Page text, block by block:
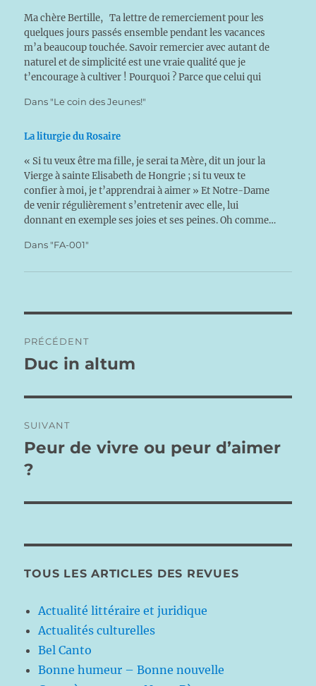
Ma chère Bertille, Ta lettre de remerciement pour les
quelques jours passés ensemble pendant les vacances
m’a beaucoup touchée. Savoir remercier avec autant de
naturel et de simplicité est une vraie qualité que je
t’encourage à cultiver ! Pourquoi ? Parce que celui qui
Dans "Le coin des Jeunes!"
La liturgie du Rosaire
« Si tu veux être ma fille, je serai ta Mère, dit un jour la
Vierge à sainte Elisabeth de Hongrie ; si tu veux te
confier à moi, je t’apprendrai à aimer » Et Notre-Dame
de venir régulièrement s’entretenir avec elle, lui
donnant en exemple ses joies et ses peines. Oh comme…
Dans "FA-001"
de
PRÉCÉDENT
Publication
Duc in altum
SUIVANT
Publication
suivante :
Peur de vivre ou peur d’aimer
?
TOUS LES ARTICLES DES REVUES
Actualité littéraire et juridique
Actualités culturelles
Bel Canto
Bonne humeur – Bonne nouvelle